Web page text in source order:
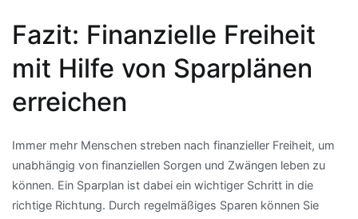
Fazit: Finanzielle Freiheit
mit Hilfe von Sparplänen
erreichen
Immer mehr Menschen streben nach finanzieller Freiheit, um
unabhängig von finanziellen Sorgen und Zwängen leben zu
können. Ein Sparplan ist dabei ein wichtiger Schritt in die
richtige Richtung. Durch regelmäßiges Sparen können Sie